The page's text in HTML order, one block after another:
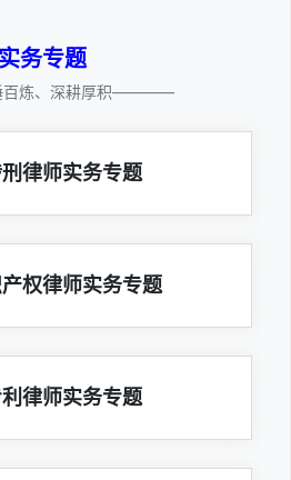
实务专题
炼、深耕厚积————
律师实务专题
权律师实务专题
律师实务专题